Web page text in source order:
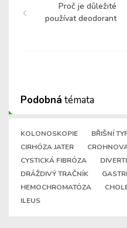
Proč je důležité
používat deodorant
Podobná témata
KOLONOSKOPIE BŘIŠNÍ
CIRHÓZA JATER
CYSTICKÁ FIBRÓZA
DRÁŽDIVÝ TRAČNÍK
HEMOCHROMATÓZA
ILEUS